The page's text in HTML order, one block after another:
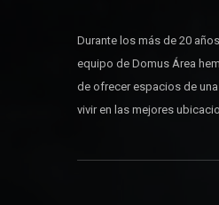
Durante los más de 20
equipo de Domus Área
de ofrecer espacios de
vivir en las mejores